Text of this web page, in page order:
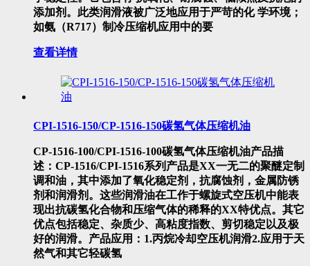
添加剂。此类润滑液被广泛地应用于严苛的化 学环境；
如氨（R717）制冷压缩机应用中的要
查看详情
CPI-1516-150/CP-1516-150碳氢气体压缩机油
CP-1516-100/CPI-1516-100碳氢气体压缩机油产品描
述：CP-1516/CPI-1516系列产品是XX一无二的聚醚定制
调和油，其中添加了氧化稳定剂，抗腐蚀剂，金属防锈
剂和润滑剂。这些润滑油在工作于螺旋式空压机中能表
现出抗碳氢化合物和压缩气体的稀释的XX特优点。其它
优点包括稳定、杂质少、高粘度指数、剪切稳定以及极
好的润滑。产品应用：1.丙烷冷却空压机润滑2.应用于天
然气和其它轻碳氢